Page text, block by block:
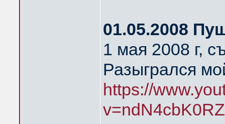
01.05.2008
1 мая 2008 г,
Разыгрался
https://